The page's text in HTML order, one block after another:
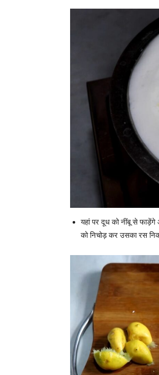
यहां पर दूध को नींबू से
को निचोड़ कर उसका रस